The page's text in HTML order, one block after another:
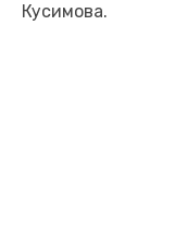
Кусимова.